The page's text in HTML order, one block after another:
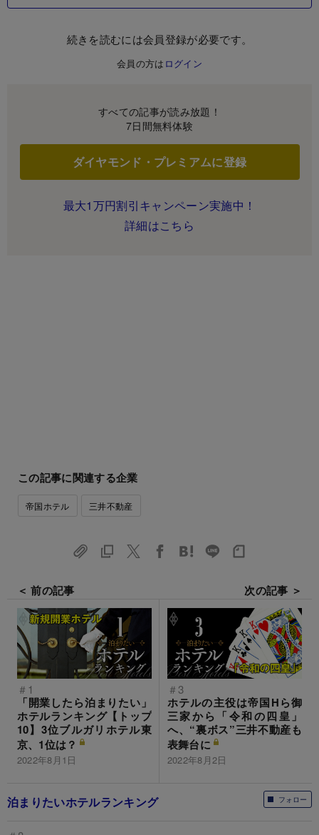
続きを読むには会員登録が必要です。
会員の方は ログイン
すべての記事が読み放題！
7日間無料体験
ダイヤモンド・プレミアムに登録
最大1万円割引キャンペーン実施中！
詳細はこちら
この記事に関連する企業
帝国ホテル 三井不動産
＜ 前の記事
＃1
「開業したら泊まりたい」
ホテルランキング【トップ
10】3位ブルガリホテル東
京、1位は？
2022年8月1日
次の記事 ＞
＃3
ホテルの主役は帝国Hら御
三家から「令和の四皇」
へ、“裏ボス”三井不動産も
表舞台に
2022年8月2日
フォロー
泊まりたいホテルランキング